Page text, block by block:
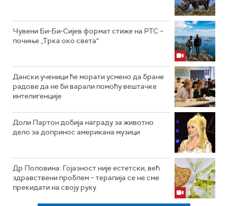
Чувени Би-Би-Сијев формат стиже на РТС –
почиње „Трка око света“
Дански ученици ће морати усмено да бране
радове да не би варали помоћу вештачке
интелигенције
Доли Партон добија награду за животно
дело за допринос американа музици
Др Половина: Гојазност није естетски, већ
здравствени проблем – терапија се не сме
прекидати на своју руку